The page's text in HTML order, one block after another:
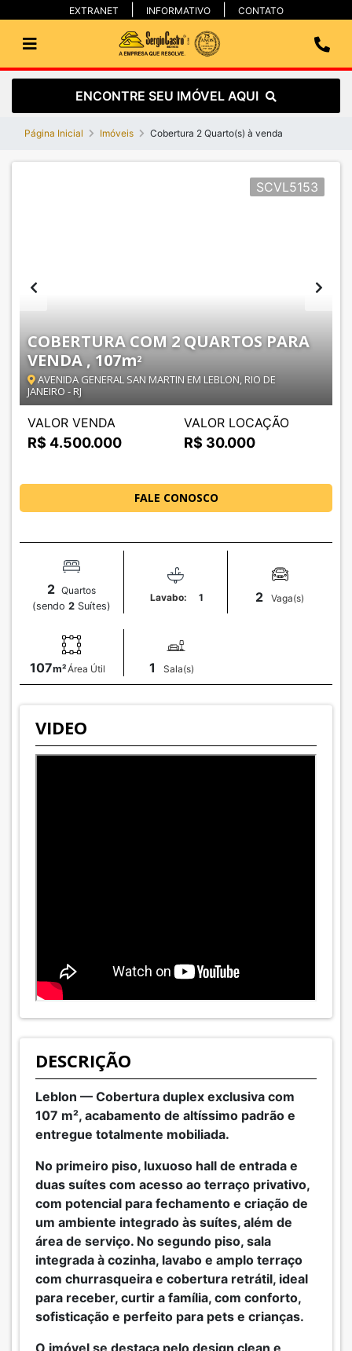
EXTRANET INFORMATIVO CONTATO
ENCONTRE SEU IMÓVEL AQUI
Página Inicial Imóveis Cobertura 2 Quarto(s) à venda
SCVL5153
COBERTURA COM 2 QUARTOS PARA
VENDA , 107m2
AVENIDA GENERAL SAN MARTIN EM LEBLON, RIO DE
JANEIRO - RJ
VALOR VENDA
R$ 4.500.000
VALOR LOCAÇÃO
R$ 30.000
FALE CONOSCO
2 Quartos
(sendo2 Suítes)
Lavabo: 1 2 Vaga(s)
107m²Área Útil 1 Sala(s)
VIDEO
DESCRIÇÃO
Leblon — Cobertura duplex exclusiva com
107 m², acabamento de altíssimo padrão e
entregue totalmente mobiliada.
No primeiro piso, luxuoso hall de entrada e
duas suítes com acesso ao terraço privativo,
com potencial para fechamento e criação de
um ambiente integrado às suítes, além de
área de serviço. No segundo piso, sala
integrada à cozinha, lavabo e amplo terraço
com churrasqueira e cobertura retrátil, ideal
para receber, curtir a família, com conforto,
sofisticação e perfeito para pets e crianças.
O imóvel se destaca pelo design clean e